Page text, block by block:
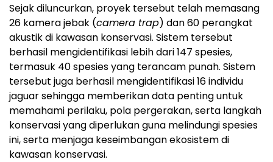
Sejak diluncurkan, proyek tersebut telah memasang
26 kamera jebak (camera trap) dan 60 perangkat
akustik di kawasan konservasi. Sistem tersebut
berhasil mengidentifikasi lebih dari 147 spesies,
termasuk 40 spesies yang terancam punah. Sistem
tersebut juga berhasil mengidentifikasi 16 individu
jaguar sehingga memberikan data penting untuk
memahami perilaku, pola pergerakan, serta langkah
konservasi yang diperlukan guna melindungi spesies
ini, serta menjaga keseimbangan ekosistem di
kawasan konservasi.